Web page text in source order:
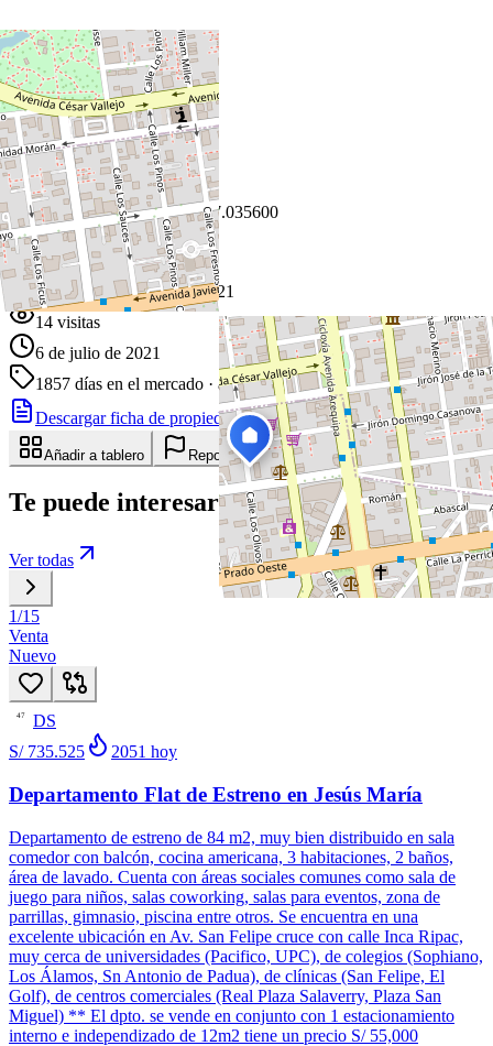
+−
Leaflet |©OpenStreetMap
Coordenadas:-12.084800,-77.035600
Cómo llegar
Publicado 6 de julio de 2021
14 visitas
6 de julio de 2021
1857 días en el mercado · actualizado hace 3 días
Descargar ficha de propiedad
Compartir
Añadir a tablero Reportar anuncio
Te puede interesar
Ver todas
1/15
Venta
Nuevo
47
DS
S/ 735.525
2051 hoy
Departamento Flat de Estreno en Jesús María
Departamento de estreno de 84 m2, muy bien distribuido en sala
comedor con balcón, cocina americana, 3 habitaciones, 2 baños,
área de lavado. Cuenta con áreas sociales comunes como sala de
juego para niños, salas coworking, salas para eventos, zona de
parrillas, gimnasio, piscina entre otros. Se encuentra en una
excelente ubicación en Av. San Felipe cruce con calle Inca Ripac,
muy cerca de universidades (Pacifico, UPC), de colegios (Sophiano,
Los Álamos, Sn Antonio de Padua), de clínicas (San Felipe, El
Golf), de centros comerciales (Real Plaza Salaverry, Plaza San
Miguel) ** El dpto. se vende en conjunto con 1 estacionamiento
interno e independizado de 12m2 tiene un precio S/ 55,000